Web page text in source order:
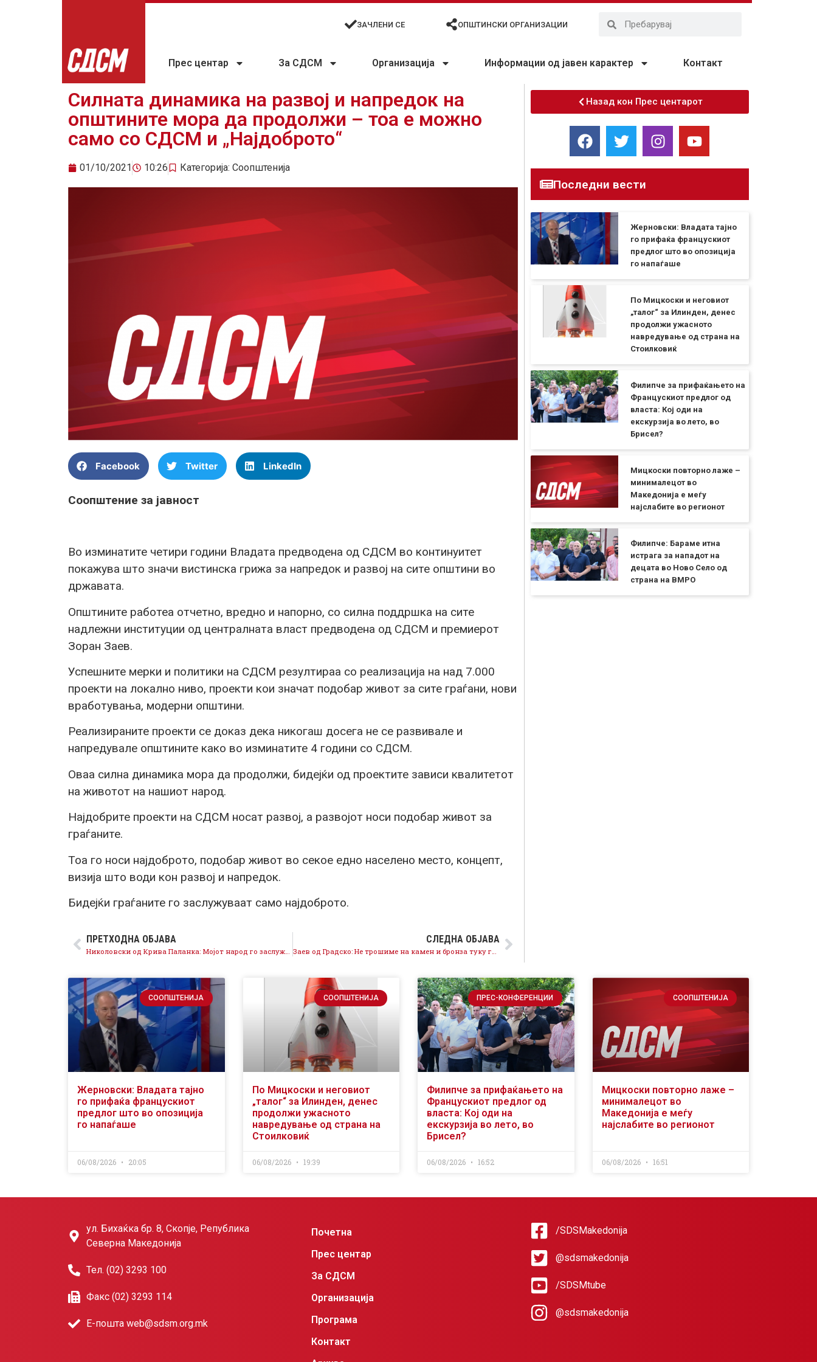
ЗАЧЛЕНИ СЕ ОПШТИНСКИ ОРГАНИЗАЦИИ
Прес центар За СДСМ Организација Информации од јавен карактер Контакт
Силната динамика на развој и напредок на
општините мора да продолжи – тоа е можно
само со СДСМ и „Најдоброто“
01/10/2021 10:26 Категорија: Соопштенија
Facebook Twitter LinkedIn
Соопштение за јавност
Во изминатите четири години Владата предводена од СДСМ во континуитет
покажува што значи вистинска грижа за напредок и развој на сите општини во
државата.
Општините работеа отчетно, вредно и напорно, со силна поддршка на сите
надлежни институции од централната власт предводена од СДСМ и премиерот
Зоран Заев.
Успешните мерки и политики на СДСМ резултираа со реализација на над 7.000
проекти на локално ниво, проекти кои значат подобар живот за сите граѓани, нови
вработувања, модерни општини.
Реализираните проекти се доказ дека никогаш досега не се развивале и
напредувале општините како во изминатите 4 години со СДСМ.
Оваа силна динамика мора да продолжи, бидејќи од проектите зависи квалитетот
на животот на нашиот народ.
Најдобрите проекти на СДСМ носат развој, а развојот носи подобар живот за
граѓаните.
Тоа го носи најдоброто, подобар живот во секое едно населено место, концепт,
визија што води кон развој и напредок.
Бидејќи граѓаните го заслужуваат само најдоброто.
ПРЕТХОДНА ОБЈАВА
Николовски од Крива Паланка: Мојот народ го заслужува најдоброто и ќе го добие најдоброто, СДСМ ја има најдобрата понуда за Крива Паланка и за сите општини!
СЛЕДНА ОБЈАВА
Заев од Градско: Не трошиме на камен и бронза туку градиме патишта, училишта и градинки
Назад кон Прес центарот
Последни вести
Жерновски: Владата тајно
го прифаќа францускиот
предлог што во опозиција
го напаѓаше
По Мицкоски и неговиот
„талог“ за Илинден, денес
продолжи ужасното
навредување од страна на
Стоилковиќ
Филипче за прифаќањето на
Францускиот предлог од
власта: Кој оди на
екскурзија во лето, во
Брисел?
Мицкоски повторно лаже –
минималецот во
Македонија е меѓу
најслабите во регионот
Филипче: Бараме итна
истрага за нападот на
децата во Ново Село од
страна на ВМРО
СООПШТЕНИЈА
Жерновски: Владата тајно
го прифаќа францускиот
предлог што во опозиција
го напаѓаше
06/08/2026 20:05
СООПШТЕНИЈА
По Мицкоски и неговиот
„талог“ за Илинден, денес
продолжи ужасното
навредување од страна на
Стоилковиќ
06/08/2026 19:39
ПРЕС-КОНФЕРЕНЦИИ
Филипче за прифаќањето на
Францускиот предлог од
власта: Кој оди на
екскурзија во лето, во
Брисел?
06/08/2026 16:52
СООПШТЕНИЈА
Мицкоски повторно лаже –
минималецот во
Македонија е меѓу
најслабите во регионот
06/08/2026 16:51
ул. Бихаќка бр. 8, Скопје, Република
Северна Македонија
Тел. (02) 3293 100
Факс (02) 3293 114
Е-пошта web@sdsm.org.mk
Почетна
Прес центар
За СДСМ
Организација
Програма
Контакт
/SDSMakedonija
@sdsmakedonija
/SDSMtube
@sdsmakedonija